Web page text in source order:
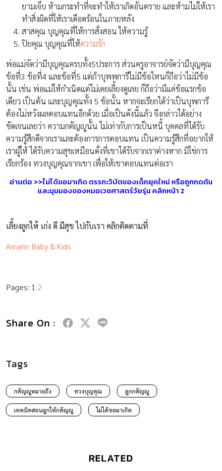
ยามเจ็บ ห้ามกระทำที่จะทำให้เราเกิดอันตราย และห้ามไม่ให้เรา
ทำสิ่งผิดที่ให้เราเดือดร้อนในภายหลัง
สาสคุณ บุญคุณที่ให้การสั่งสอน ให้ความรู้
ปิยคุณ บุญคุณที่ให้ความรัก
พ่อแม่จัดว่ามีบุญคุณครบทั้ง5ประการ ส่วนครูอาจารย์จัดว่ามีบุญคุณ
ข้อที่3 ข้อที่4 และข้อที่5 แต่ถ้าบุพพการีไม่มีข้อไหนก็ถือว่าไม่มีข้อ
นั้น เช่น พ่อแม่ให้กำเนิดแต่ไม่เคยเลี้ยงดูเลย ก็ถือว่ามีแค่ข้อแรกข้อ
เดียว เป็นต้น และบุญคุณทั้ง 5 ข้อนั้น หากจะเรียกได้ว่าเป็นบุพการี
ต้องไม่หวังผลตอบแทนอีกด้วย เมื่อเป็นดังนี้แล้ว จึงกล่าวได้อย่าง
ชัดเจนเลยว่า ความกตัญญูนั้น ไม่เท่ากับการเป็นหนี้ บุคคลที่ได้รับ
ความรู้สึกดีจากเราและต้องการการตอบแทน เป็นความรู้สึกที่อยากให้
เราผู้ให้ ได้รับความสุขเหมือนดั่งที่เขาได้รับจากเราต่างหาก มิใช่การ
เรียกร้อง ทวงบุญคุณจากเขา เพื่อให้เขาตอบแทนต่อเรา
อ่านต่อ >>ไม่ได้ขอมาเกิด ตรรกะวิบัตของเด็กยุคใหม่ หรือถูกกดดัน
และมุมมองของหมอเวชศาสตร์วัยรุ่น คลิกหน้า 2
เลี้ยงลูกให้ เก่ง ดี มีสุข ไปกับเรา คลิกติดตามที่
Amarin Baby & Kids
Pages: 1 2
Share On :
Tags
กตัญญูหมายถึง ทวงบุญคุณ ลูกกตัญญู
เทคนิคสอนลูกให้กตัญญู ไม่ได้ขอมาเกิด
RELATED